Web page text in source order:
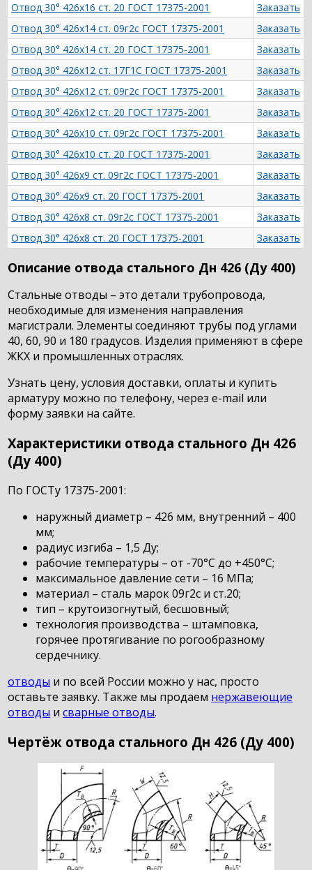
Отвод 30° 426х16 ст. 20 ГОСТ 17375-2001
Заказать
Отвод 30° 426х14 ст. 09г2с ГОСТ 17375-2001
Заказать
Отвод 30° 426х14 ст. 20 ГОСТ 17375-2001
Заказать
Отвод 30° 426х12 ст. 17Г1С ГОСТ 17375-2001
Заказать
Отвод 30° 426х12 ст. 09г2с ГОСТ 17375-2001
Заказать
Отвод 30° 426х12 ст. 20 ГОСТ 17375-2001
Заказать
Отвод 30° 426х10 ст. 09г2с ГОСТ 17375-2001
Заказать
Отвод 30° 426х10 ст. 20 ГОСТ 17375-2001
Заказать
Отвод 30° 426х9 ст. 09г2с ГОСТ 17375-2001
Заказать
Отвод 30° 426х9 ст. 20 ГОСТ 17375-2001
Заказать
Отвод 30° 426х8 ст. 09г2с ГОСТ 17375-2001
Заказать
Отвод 30° 426х8 ст. 20 ГОСТ 17375-2001
Заказать
Описание отвода стального Дн 426 (Ду 400)
Стальные отводы – это детали трубопровода,
необходимые для изменения направления
магистрали. Элементы соединяют трубы под углами
40, 60, 90 и 180 градусов. Изделия применяют в сфере
ЖКХ и промышленных отраслях.
Узнать цену, условия доставки, оплаты и купить
арматуру можно по телефону, через e-mail или
форму заявки на сайте.
Характеристики отвода стального Дн 426
(Ду 400)
По ГОСТу 17375-2001:
наружный диаметр – 426 мм, внутренний – 400
мм;
радиус изгиба – 1,5 Ду;
рабочие температуры – от -70°С до +450°C;
максимальное давление сети – 16 МПа;
материал – сталь марок 09г2с и ст.20;
тип – крутоизогнутый, бесшовный;
технология производства – штамповка,
горячее протягивание по рогообразному
сердечнику.
отводы и по всей России можно у нас, просто
оставьте заявку. Также мы продаем нержавеющие
отводы исварные отводы.
Чертёж отвода стального Дн 426 (Ду 400)